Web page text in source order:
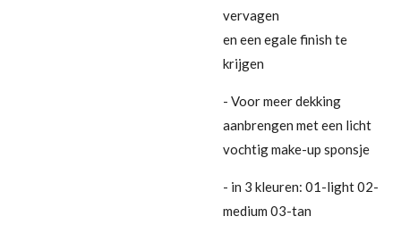
vervagen
en een egale finish te
krijgen
- Voor meer dekking
aanbrengen met een licht
vochtig make-up sponsje
- in 3 kleuren: 01-light 02-
medium 03-tan